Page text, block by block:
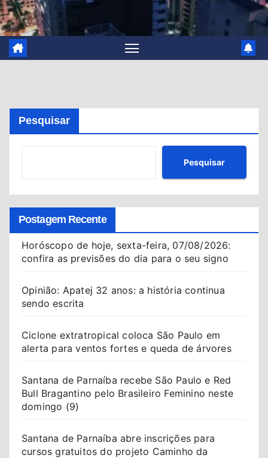
Pesquisar
Pesquisar
Postagem Recente
Horóscopo de hoje, sexta-feira, 07/08/2026:
confira as previsões do dia para o seu signo
Opinião: Apatej 32 anos: a história continua
sendo escrita
Ciclone extratropical coloca São Paulo em
alerta para ventos fortes e queda de árvores
Santana de Parnaíba recebe São Paulo e Red
Bull Bragantino pelo Brasileiro Feminino neste
domingo (9)
Santana de Parnaíba abre inscrições para
cursos gratuitos do projeto Caminho da